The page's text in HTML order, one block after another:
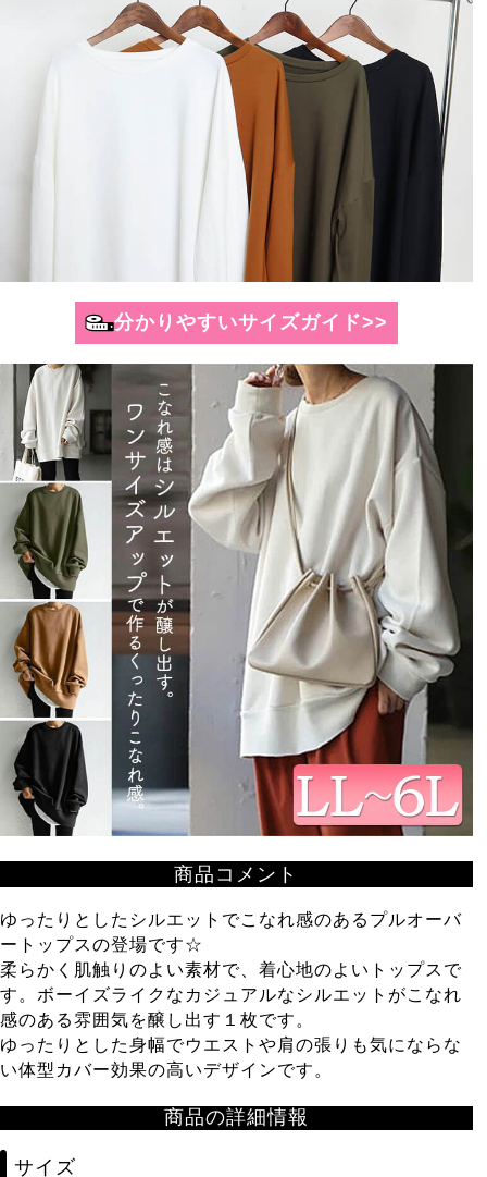
商品コメント
ゆったりとしたシルエットでこなれ感のあるプルオーバ
ートップスの登場です☆
柔らかく肌触りのよい素材で、着心地のよいトップスで
す。ボーイズライクなカジュアルなシルエットがこなれ
感のある雰囲気を醸し出す１枚です。
ゆったりとした身幅でウエストや肩の張りも気にならな
い体型カバー効果の高いデザインです。
商品の詳細情報
サイズ